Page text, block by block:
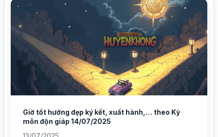
Giờ tốt hướng đẹp ký kết, xuất hành,… theo Kỳ
môn độn giáp 14/07/2025